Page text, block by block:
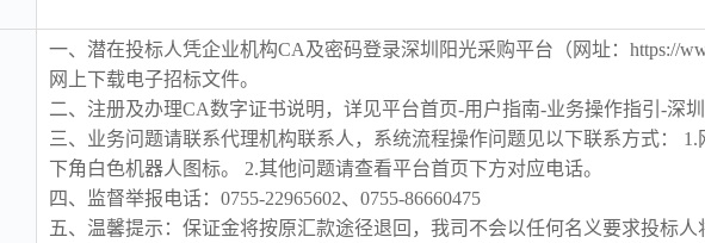
一、潜在投标人凭企业机构CA及密码登录深圳阳光采购平台（网址：https://
网上下载电子招标文件。
二、注册及办理CA数字证书说明，详见平台首页-用户指南-业务操作指引-深
三、业务问题请联系代理机构联系人，系统流程操作问题见以下联系方式： 1.
下角白色机器人图标。 2.其他问题请查看平台首页下方对应电话。
四、监督举报电话：0755-22965602、0755-86660475
五、温馨提示：保证金将按原汇款途径退回，我司不会以任何名义要求投标